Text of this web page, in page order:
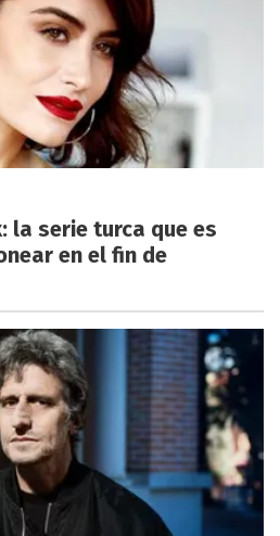
la serie turca que es
en el fin de